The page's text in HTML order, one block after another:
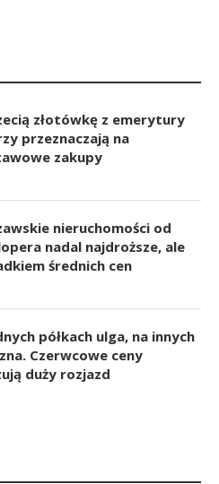
złotówkę z emerytury
przeznaczają na
zakupy
nieruchomości od
nadal najdroższe, ale
średnich cen
półkach ulga, na innych
Czerwcowe ceny
duży rozjazd